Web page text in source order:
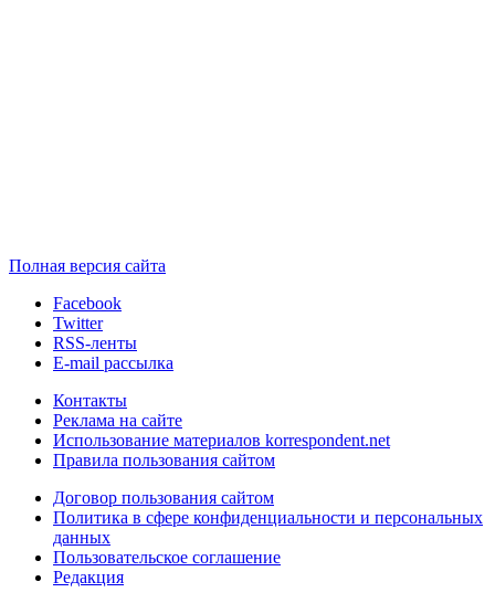
Полная версия сайта
Facebook
Twitter
RSS-ленты
E-mail рассылка
Контакты
Реклама на сайте
Использование материалов korrespondent.net
Правила пользования сайтом
Договор пользования сайтом
Политика в сфере конфиденциальности и персональных
данных
Пользовательское соглашение
Редакция